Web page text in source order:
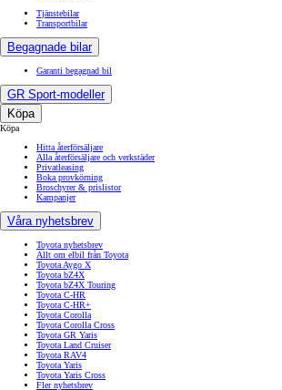
Tjänstebilar
Transportbilar
Begagnade bilar
Garanti begagnad bil
GR Sport-modeller
Köpa
Köpa
Hitta återförsäljare
Alla återförsäljare och verkstäder
Privatleasing
Boka provkörning
Broschyrer & prislistor
Kampanjer
Våra nyhetsbrev
Toyota nyhetsbrev
Allt om elbil från Toyota
Toyota Aygo X
Toyota bZ4X
Toyota bZ4X Touring
Toyota C-HR
Toyota C-HR+
Toyota Corolla
Toyota Corolla Cross
Toyota GR Yaris
Toyota Land Cruiser
Toyota RAV4
Toyota Yaris
Toyota Yaris Cross
Fler nyhetsbrev